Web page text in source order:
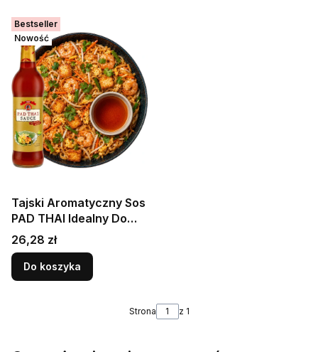
Bestseller
Nowość
Tajski Aromatyczny Sos
PAD THAI Idealny Do
Makaronu i Woka 690ml
SUREE
Cena
26,28 zł
Do koszyka
Strona z 1